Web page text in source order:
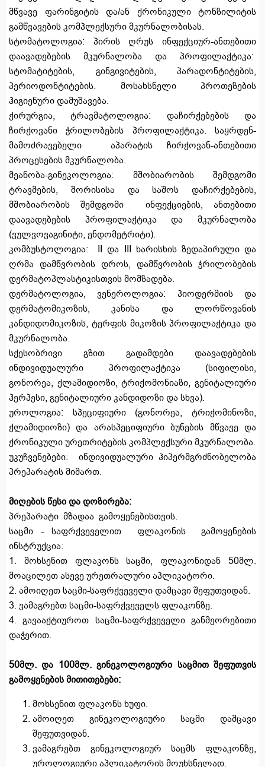
მწვავე ფარინგიტის და/ან ქრონიკული ტონზილიტის
გამწვავების კომპლექსური მკურნალობისას.
სტომატოლოგია: პირის ღრუს ინფექციურ-ანთებითი
დაავადებების მკურნალობა და პროფილაქტიკა:
სტომატიტების, გინგივიტების, პარადონტიტების,
პერიოდონტიტების. მოსახსნელი პროთეზების
ჰიგიენური დამუშავება.
ქირურგია, ტრავმატოლოგია: დაჩირქებების და
ჩირქოვანი ჭრილობების პროფილაქტიკა. საყრდენ-
მამოძრავებელი აპარატის ჩირქოვან-ანთებითი
პროცესების მკურნალობა.
მეანობა-გინეკოლოგია: მშობიარობის შემდგომი
ტრავმების, შორისისა და საშოს დაჩირქებების,
მშობიარობის შემდგომი ინფექციების, ანთებითი
დაავადებების პროფილაქტიკა და მკურნალობა
(ვულვოვაგინიტი, ენდომეტრიტი).
კომბუსტოლოგია: II და III ხარისხის ზედაპირული და
ღრმა დამწვრობის დროს, დამწვრობის ჭრილობების
დერმატოპლასტიკისთვის მომზადება.
დერმატოლოგია, ვენეროლოგია: პიოდერმიის და
დერმატომიკოზის, კანისა და ლორწოვანის
კანდიდომიკოზის, ტერფის მიკოზის პროფილაქტიკა და
მკურნალობა.
სქესობრივი გზით გადამდები დაავადებების
ინდივიდუალური პროფილაქტიკა (სიფილისი,
გონორეა, ქლამიდიოზი, ტრიქომონიაზი, გენიტალიური
ჰერპესი, გენიტალიური კანდიდოზი და სხვა).
უროლოგია: სპეციფიური (გონორეა, ტრიქომინოზი,
ქლამიდიოზი) და არასპეციფიური ბუნების მწვავე და
ქრონიკული ურეთრიტების კომპლექსური მკურნალობა.
უკუჩვენებები: ინდივიდუალური ჰიპერმგრძნობელობა
პრეპარატის მიმართ.
მიღების წესი და დოზირება:
პრეპარატი მზადაა გამოყენებისთვის.
საცმი - საფრქვეველით ფლაკონის გამოყენების
ინსტრუქცია:
1. მოხსენით ფლაკონს საცმი, ფლაკონიდან 50მლ.
მოაცილეთ ასევე ურეთრალური აპლიკატორი.
2. ამოიღეთ საცმი-საფრქვეველი დამცავი შეფუთვიდან.
3. ვამაგრებთ საცმი-საფრქვეველს ფლაკონზე.
4. გავააქტიუროთ საცმი-საფრქვეველი განმეორებითი
დაჭერით.
50მლ. და 100მლ. გინეკოლოგიური საცმით შეფუთვის
გამოყენების მითითებები:
მოხსენით ფლაკონს ხუფი.
ამოიღეთ გინეკოლოგიური საცმი დამცავი
შეფუთვიდან.
ვამაგრებთ გინეკოლოგიურ საცმს ფლაკონზე,
უროლოგიური აპლიკატორის მოუხსნელად.